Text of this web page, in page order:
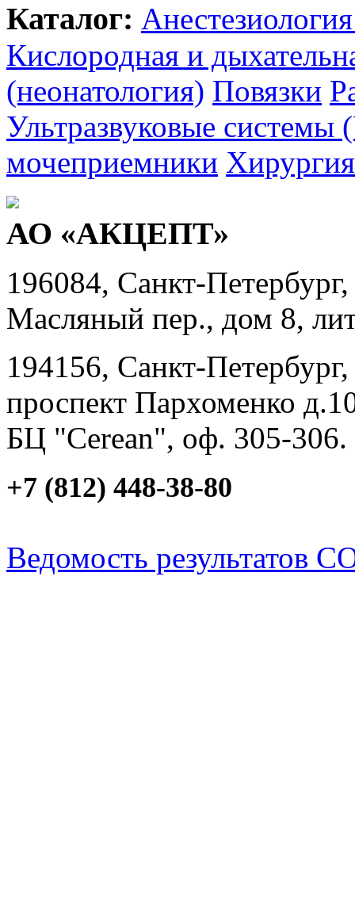
Каталог:
Кислородная и
(неонатология) Повязки
Ультразвуковые
мочеприемники Хирургия
АО «АКЦЕПТ»
196084, Санкт-Петербург,
Масляный пер., дом 8,
194156, Санкт-Петербург,
проспект Пархоменко
БЦ "Cerean", оф. 305-306.
+7 (812) 448-38-80
Ведомость результатов